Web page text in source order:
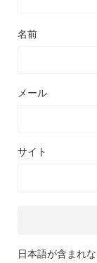
名前
メール
サイト
日本語が含まれ